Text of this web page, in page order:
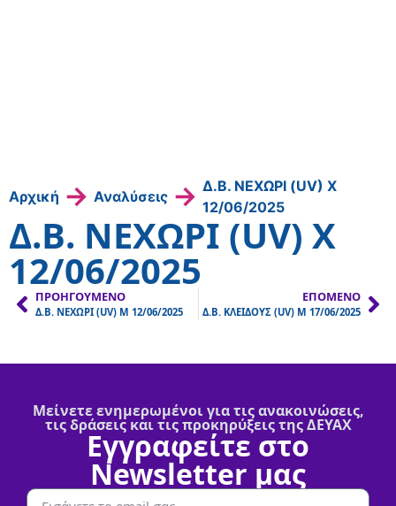
Αρχική → Αναλύσεις → Δ.Β. ΝΕΧΩΡΙ (UV) Χ
12/06/2025
Δ.Β. ΝΕΧΩΡΙ (UV) Χ
12/06/2025
ΠΡΟΗΓΟΎΜΕΝΟ
Δ.Β. ΝΕΧΩΡΙ (UV) Μ 12/06/2025
ΕΠΌΜΕΝΟ
Δ.Β. ΚΛΕΙΔΟΥΣ (UV) Μ 17/06/2025
Μείνετε ενημερωμένοι για τις ανακοινώσεις,
τις δράσεις και τις προκηρύξεις της ΔΕΥΑΧ
Εγγραφείτε στο
Newsletter μας